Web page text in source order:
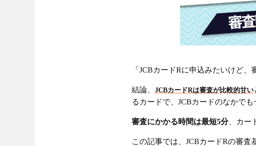
「JCBカードRに申込みたいけど
結論、 JCBカードRは審査が比較的甘い
るカードで、JCBカードのなかで
審査にかかる時間は最短5分、カー
この記事では、JCBカードRの審